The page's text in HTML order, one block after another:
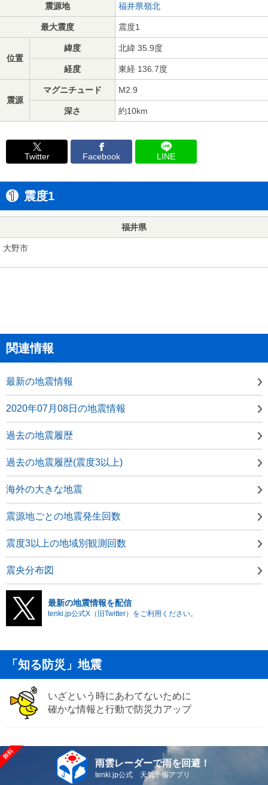
震源地 福井県嶺北
最大震度 震度1
位置
緯度 北緯 35.9度
経度 東経 136.7度
震源
マグニチュード M2.9
深さ 約10km
Twitter Facebook LINE
震度1
福井県
大野市
関連情報
最新の地震情報
2020年07月08日の地震情報
過去の地震履歴
過去の地震履歴(震度3以上)
海外の大きな地震
震源地ごとの地震発生回数
震度3以上の地域別観測回数
震央分布図
最新の地震情報を配信
tenki.jp公式X（旧Twitter）をご利用ください。
「知る防災」地震
いざという時にあわてないために
確かな情報と行動で防災力アップ
雨雲レーダーで雨を回避！
tenki.jp公式 天気予報アプリ